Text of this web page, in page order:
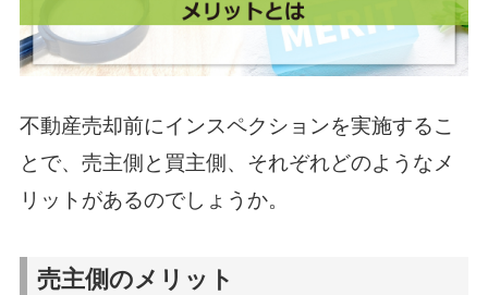
不動産売却前にインスペクションを実施するこ
とで、売主側と買主側、それぞれどのようなメ
リットがあるのでしょうか。
売主側のメリット